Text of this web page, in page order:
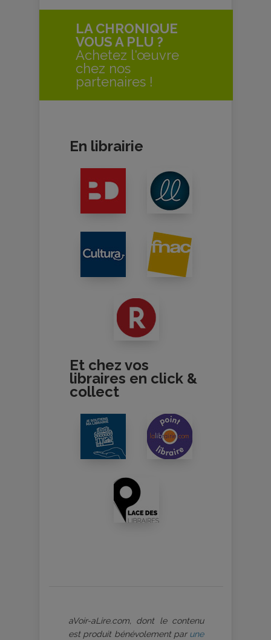
LA CHRONIQUE
VOUS A PLU ?
Achetez l'œuvre
chez nos
partenaires !
En librairie
Et chez vos
libraires en click &
collect
aVoir-aLire.com, dont le contenu
est produit bénévolement par une